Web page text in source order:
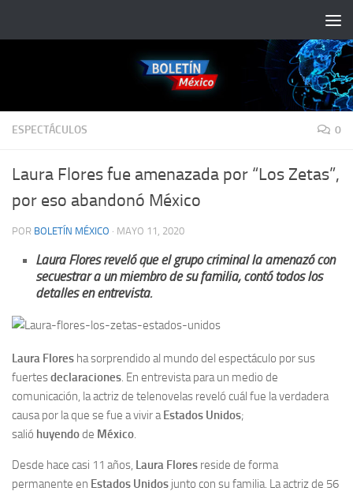
ESPECTÁCULOS 0
Laura Flores fue amenazada por “Los Zetas”,
por eso abandonó México
POR BOLETÍN MÉXICO · MAYO 11, 2020
Laura Flores reveló que el grupo criminal la amenazó con
secuestrar a un miembro de su familia; contó todos los
detalles en entrevista.
Laura Flores ha sorprendido al mundo del espectáculo por sus
fuertesdeclaraciones. En entrevista para un medio de
comunicación, la actriz de telenovelas reveló cuál fue la verdadera
causa por la que se fue a vivir aEstados Unidos;
salió huyendode México.
Desde hace casi 11 años, Laura Flores reside de forma
permanente en Estados Unidos junto con su familia. La actriz de 56